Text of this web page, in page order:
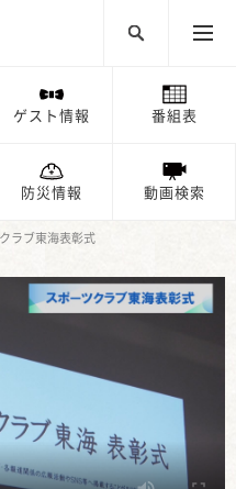
ゲスト情報 番組表
防災情報 動画検索
ラブ東海表彰式